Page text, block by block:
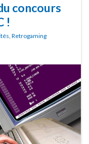
concours
!
, Retrogaming